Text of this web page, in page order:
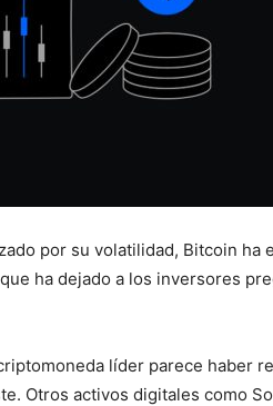
por su volatilidad, Bitcoin ha
ha dejado a los inversores
líder parece haber
Otros activos digitales como